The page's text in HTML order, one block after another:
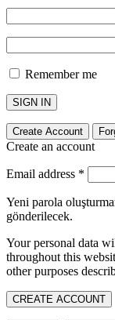
Remember me
SIGN IN
Create Account
Create an account
Email address *
Yeni parola
gönderilecek.
Your personal data
throughout this
other purposes
CREATE ACCOUNT